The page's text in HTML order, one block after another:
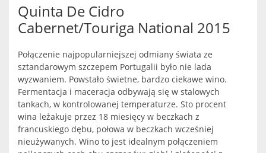
Quinta De Cidro
Cabernet/Touriga National 2015
Połączenie najpopularniejszej odmiany świata ze
sztandarowym szczepem Portugalii było nie lada
wyzwaniem. Powstało świetne, bardzo ciekawe wino.
Fermentacja i maceracja odbywają się w stalowych
tankach, w kontrolowanej temperaturze. Sto procent
wina leżakuje przez 18 miesięcy w beczkach z
francuskiego dębu, połowa w beczkach wcześniej
nieużywanych. Wino to jest idealnym połączeniem